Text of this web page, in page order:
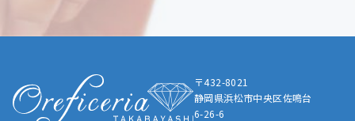
〒432-8021
静岡県浜松市中央区佐鳴台
6-26-6